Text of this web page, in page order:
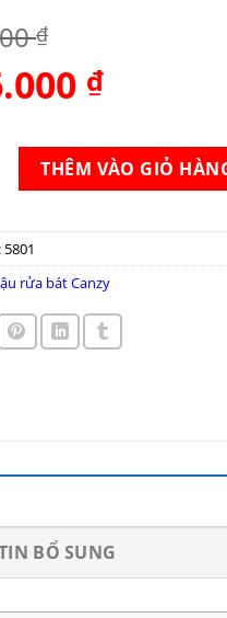
₫
₫.
₫Giá
là:
Canzy CZ–8345HB số lượng
THÊM VÀO GIỎ
5801
rửa bát Canzy
BỔ SUNG